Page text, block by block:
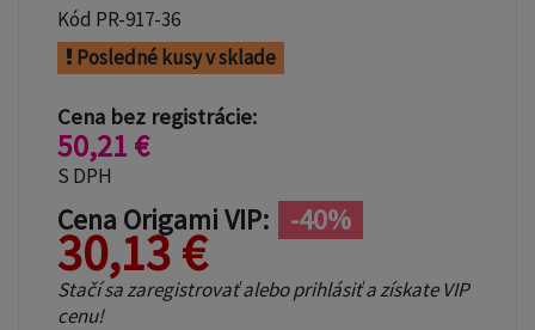
Kód PR-917-36
Posledné kusy v sklade
Cena bez registrácie:
50,21 €
S DPH
Cena Origami VIP: -40%
30,13 €
Stačí sa zaregistrovať alebo prihlásiť a získate VIP
cenu!